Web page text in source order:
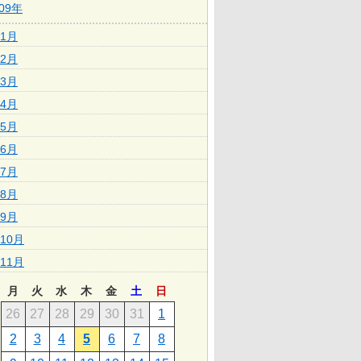
年
1月
2月
3月
4月
5月
6月
7月
8月
9月
10月
11月
月 火 水 木 金 土 日
26 27 28 29 30 31
1
2
3 4 5 6 7
8